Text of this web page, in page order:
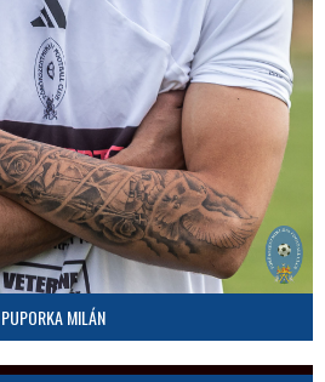
PUPORKA MILÁN